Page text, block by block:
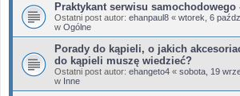
Praktykant serwisu
Ostatni post autor: ehanpaul8 « wtorek, 6
w Ogólne
Porady do kąpieli, o jakich
do kąpieli muszę wiedzieć?
Ostatni post autor: ehangeto4 « sobota, 19
w Inne